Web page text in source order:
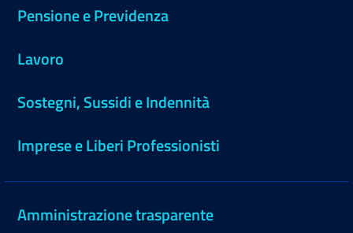
Pensione e Previdenza
Lavoro
Sostegni, Sussidi e Indennità
Imprese e Liberi Professionisti
Amministrazione trasparente